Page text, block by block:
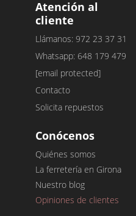
Atención al
cliente
Llámanos: 972 23 37 31
Whatsapp: 648 179 479
[email protected]
Contacto
Solicita repuestos
Conócenos
Quiénes somos
La ferretería en Girona
Nuestro blog
Opiniones de clientes